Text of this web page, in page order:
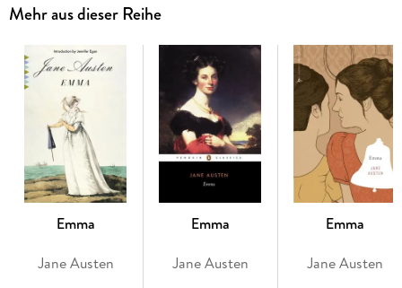
Mehr aus dieser Reihe
Emma
Jane Austen
Emma
Jane Austen
Emma
Jane Austen